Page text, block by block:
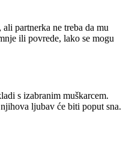
partnerka ne treba da mu
ili povrede, lako se mogu
s izabranim muškarcem.
ljubav će biti poput sna.